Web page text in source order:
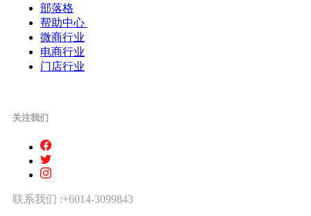
部落格
帮助中心
微商行业
电商行业
门店行业
关注我们
联系我们 :+6014-3099843